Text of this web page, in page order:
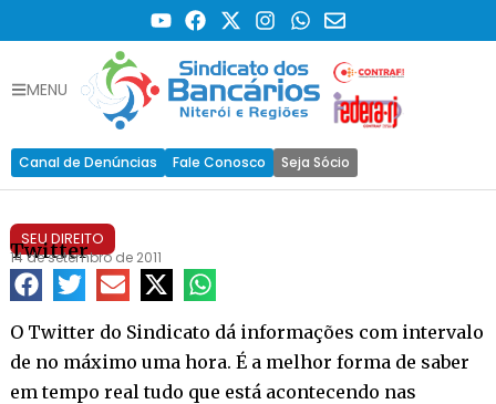
MENU
Canal de Denúncias Fale Conosco Seja Sócio
SEU DIREITO
Twitter
14 de setembro de 2011
O Twitter do Sindicato dá informações com intervalo
de no máximo uma hora. É a melhor forma de saber
em tempo real tudo que está acontecendo nas